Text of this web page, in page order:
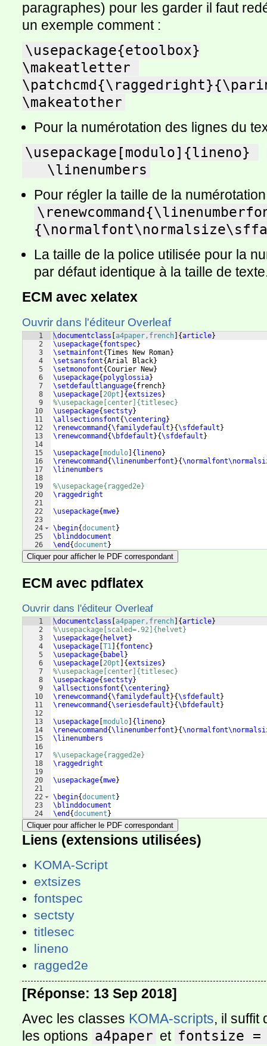
paragraphes) pour les garder il faut
un exemple comment :
\usepackage{etoolbox}
\makeatletter
\makeatother
Pour la numérotation des lignes du
\usepackage[modulo]{lineno}
   \linenumbers
Pour régler la taille de la
La taille de la police utilisée pour la
par défaut identique à la taille de
ECM avec xelatex
Ouvrir dans l'éditeur Overleaf
1
2
3
4
5
6
7
8
9
10
11
12
13
14
15
16
17
18
19
20
21
22
23
24
25
26
\documentclass a4paper,french {article}
\usepackage{ fontspec}
\setmainfont{Times New Roman}
\setsansfont{Arial Black}
\setmonofont{Courier New}
\usepackage{ polyglossia}
\setdefaultlanguage{ french}
\usepackage 20pt {extsizes }
%\usepackage[center]{titlesec}
\usepackage{ sectsty}
\allsectionsfont{\centering}
\renewcommand {\familydefault }{\sfdefault }
\renewcommand {\bfdefault }{\sfdefault }
\usepackage modulo { lineno}
\renewcommand {\linenumberfont }{
\linenumbers
%\usepackage{ragged2e}
\raggedright
\usepackage{mwe}
\begin{document }
\blinddocument
\end {document }
Cliquer pour afficher le PDF correspondant
ECM avec pdflatex
Ouvrir dans l'éditeur Overleaf
1
2
3
4
5
6
7
8
9
10
11
12
13
14
15
16
17
18
19
20
21
22
23
24
\documentclass a4paper,french {article}
%\usepackage[scaled=.92]{helvet}
\usepackage{ helvet }
\usepackage T1 { fontenc}
\usepackage{ babel }
\usepackage 20pt {extsizes }
%\usepackage[center]{titlesec}
\usepackage{ sectsty}
\allsectionsfont{\centering}
\renewcommand {\familydefault }{\sfdefault }
\renewcommand {\seriesdefault }{\bfdefault }
\usepackage modulo { lineno}
\renewcommand {\linenumberfont }{
\linenumbers
%\usepackage{ragged2e}
\raggedright
\usepackage{mwe}
\begin{document }
\blinddocument
\end {document }
Cliquer pour afficher le PDF correspondant
Liens (extensions utilisées)
KOMA-Script
extsizes
fontspec
sectsty
titlesec
lineno
ragged2e
[Réponse: 13 Sep 2018]
Avec les classes KOMA-scripts, il suffit
les options a4paper et fontsize =